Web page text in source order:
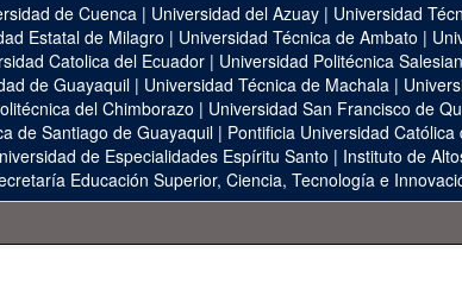
de Cuenca | Universidad del Azuay | Universidad
Estatal de Milagro | Universidad Técnica de Ambato |
Catolica del Ecuador| Universidad Politécnica
de Guayaquil | Universidad Técnica de Machala |
del Chimborazo | Universidad San Francisco de
de Santiago de Guayaquil | Pontificia Universidad
de Especialidades Espíritu Santo | Instituto de
Educación Superior, Ciencia, Tecnología e